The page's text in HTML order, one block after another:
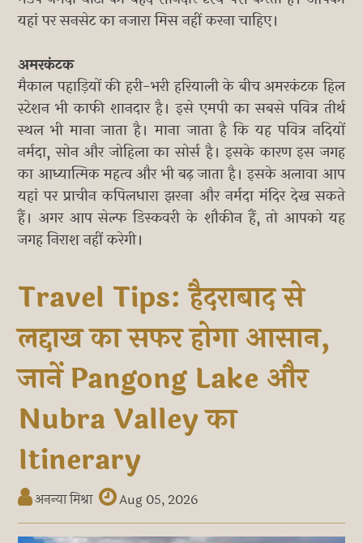
यहां पर सनसेट का नजारा मिस नहीं करना चाहिए।
अमरकंटक
मैकाल पहाड़ियों की हरी-भरी हरियाली के बीच अमरकंटक हिल
स्टेशन भी काफी शानदार है। इसे एमपी का सबसे पवित्र तीर्थ
स्थल भी माना जाता है। माना जाता है कि यह पवित्र नदियों
नर्मदा, सोन और जोहिला का सोर्स है। इसके कारण इस जगह
का आध्यात्मिक महत्व और भी बढ़ जाता है। इसके अलावा आप
यहां पर प्राचीन कपिलधारा झरना और नर्मदा मंदिर देख सकते
हैं। अगर आप सेल्फ डिस्कवरी के शौकीन हैं, तो आपको यह
जगह निराश नहीं करेगी।
Travel Tips: हैदराबाद से
लद्दाख का सफर होगा आसान,
जानें Pangong Lake और
Nubra Valley का
Itinerary
अनन्या मिश्रा Aug 05, 2026